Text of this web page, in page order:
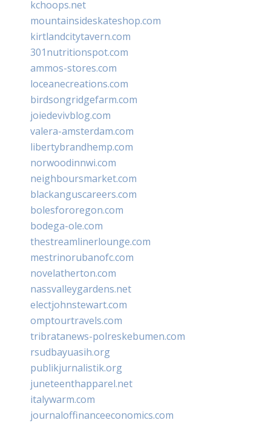
kchoops.net
mountainsideskateshop.com
kirtlandcitytavern.com
301nutritionspot.com
ammos-stores.com
loceanecreations.com
birdsongridgefarm.com
joiedevivblog.com
valera-amsterdam.com
libertybrandhemp.com
norwoodinnwi.com
neighboursmarket.com
blackanguscareers.com
bolesfororegon.com
bodega-ole.com
thestreamlinerlounge.com
mestrinorubanofc.com
novelatherton.com
nassvalleygardens.net
electjohnstewart.com
omptourtravels.com
tribratanews-polreskebumen.com
rsudbayuasih.org
publikjurnalistik.org
juneteenthapparel.net
italywarm.com
journaloffinanceeconomics.com